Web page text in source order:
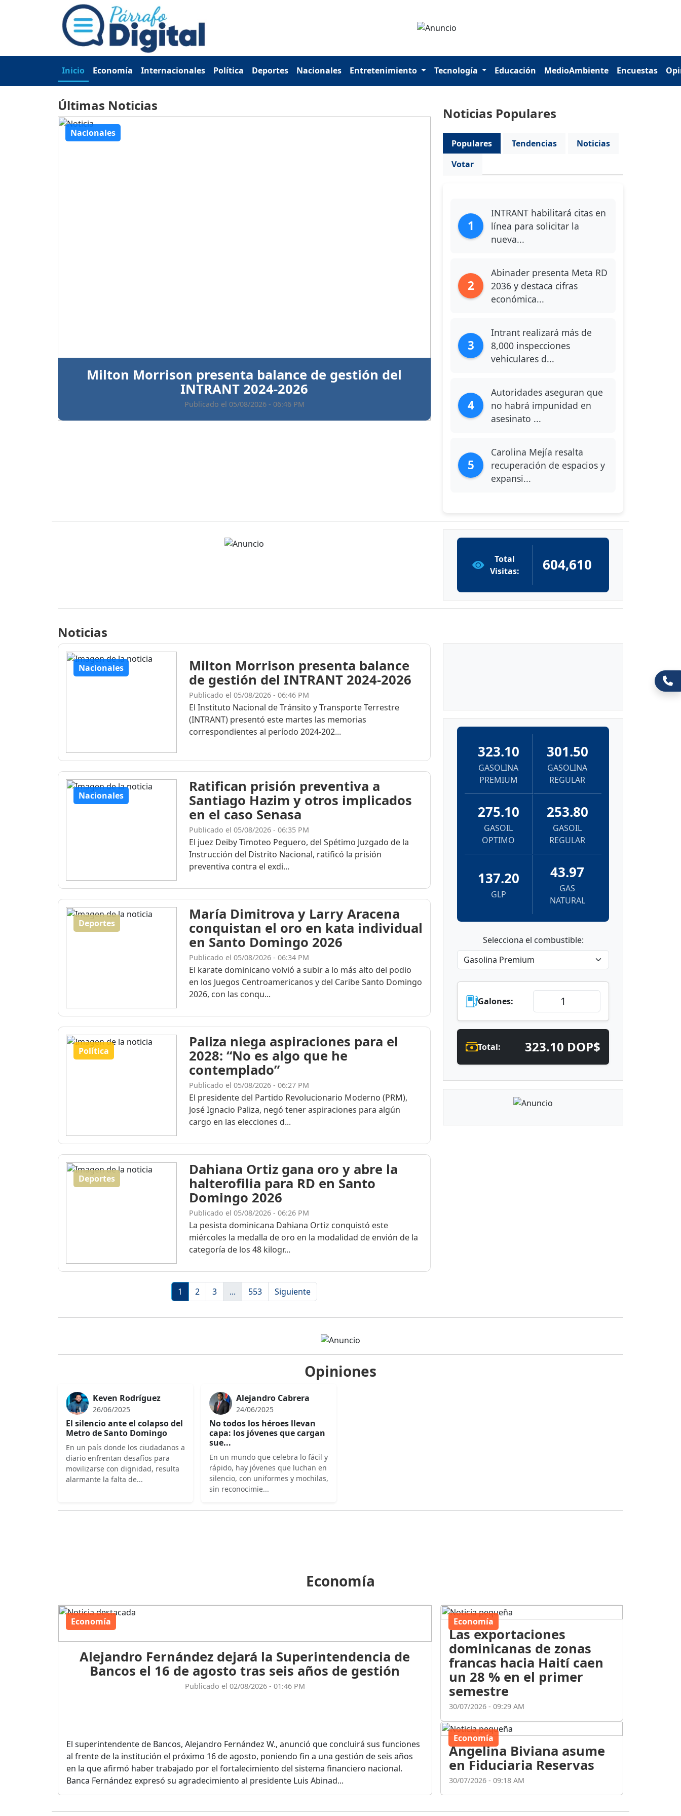
Inicio Economía Internacionales Política Deportes Nacionales Entretenimiento Tecnología Educación MedioAmbiente Encuestas
Últimas Noticias
Nacionales
Ratifican prisión preventiva a Santiago Hazim y otros
implicados en el caso Senasa
Publicado el 05/08/2026 - 06:35 PM
Noticias Populares
Populares Tendencias
Noticias
Votar
1
INTRANT habilitará citas en
línea para solicitar la
nueva...
2
Abinader presenta Meta RD
2036 y destaca cifras
económica...
3
Intrant realizará más de
8,000 inspecciones
vehiculares d...
4
Autoridades aseguran que
no habrá impunidad en
asesinato ...
5
Carolina Mejía resalta
recuperación de espacios y
expansi...
Total
Visitas:
604,610
Noticias
Nacionales
Milton Morrison presenta balance
de gestión del INTRANT 2024-2026
Publicado el 05/08/2026 - 06:46 PM
El Instituto Nacional de Tránsito y Transporte Terrestre
(INTRANT) presentó este martes las memorias
correspondientes al período 2024-202...
Nacionales
Ratifican prisión preventiva a
Santiago Hazim y otros implicados
en el caso Senasa
Publicado el 05/08/2026 - 06:35 PM
El juez Deiby Timoteo Peguero, del Spétimo Juzgado de la
Instrucción del Distrito Nacional, ratificó la prisión
preventiva contra el exdi...
Deportes
María Dimitrova y Larry Aracena
conquistan el oro en kata individual
en Santo Domingo 2026
Publicado el 05/08/2026 - 06:34 PM
El karate dominicano volvió a subir a lo más alto del podio
en los Juegos Centroamericanos y del Caribe Santo Domingo
2026, con las conqu...
Política
Paliza niega aspiraciones para el
2028: “No es algo que he
contemplado”
Publicado el 05/08/2026 - 06:27 PM
El presidente del Partido Revolucionario Moderno (PRM),
José Ignacio Paliza, negó tener aspiraciones para algún
cargo en las elecciones d...
Deportes
Dahiana Ortiz gana oro y abre la
halterofilia para RD en Santo
Domingo 2026
Publicado el 05/08/2026 - 06:26 PM
La pesista dominicana Dahiana Ortiz conquistó este
miércoles la medalla de oro en la modalidad de envión de la
categoría de los 48 kilogr...
1 2 3 ... 553 Siguiente
323.10
GASOLINA
PREMIUM
301.50
GASOLINA
REGULAR
275.10
GASOIL
OPTIMO
253.80
GASOIL
REGULAR
137.20
GLP
43.97
GAS
NATURAL
Selecciona el combustible:
Galones:
Total: 323.10 DOP$
Opiniones
Keven Rodríguez
26/06/2025
El silencio ante el colapso del
Metro de Santo Domingo
En un país donde los ciudadanos a
diario enfrentan desafíos para
movilizarse con dignidad, resulta
alarmante la falta de...
Alejandro Cabrera
24/06/2025
No todos los héroes llevan
capa: los jóvenes que cargan
sue...
En un mundo que celebra lo fácil y
rápido, hay jóvenes que luchan en
silencio, con uniformes y mochilas,
sin reconocimie...
Economía
Economía
Alejandro Fernández dejará la Superintendencia de
Bancos el 16 de agosto tras seis años de gestión
Publicado el 02/08/2026 - 01:46 PM
El superintendente de Bancos, Alejandro Fernández W., anunció que concluirá sus funciones
al frente de la institución el próximo 16 de agosto, poniendo fin a una gestión de seis años
en la que afirmó haber trabajado por el fortalecimiento del sistema financiero nacional.
Banca Fernández expresó su agradecimiento al presidente Luis Abinad...
Economía
Las exportaciones
dominicanas de zonas
francas hacia Haití caen
un 28 % en el primer
semestre
30/07/2026 - 09:29 AM
Economía
Angelina Biviana asume
en Fiduciaria Reservas
30/07/2026 - 09:18 AM